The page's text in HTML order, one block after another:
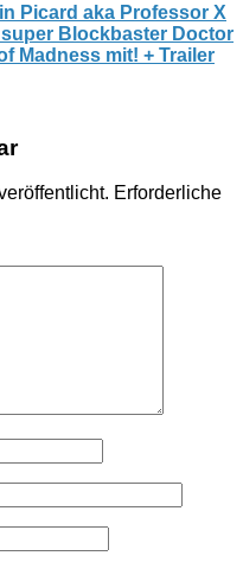
Picard aka Professor X
Blockbaster Doctor
Madness mit! + Trailer
Erforderliche